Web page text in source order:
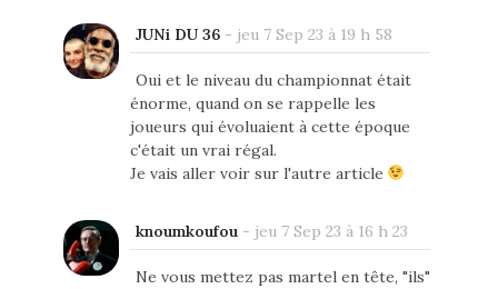
JUNi DU 36- jeu 7 Sep 23 à 19 h 58
Oui et le niveau du championnat était
énorme, quand on se rappelle les
joueurs qui évoluaient à cette époque
c'était un vrai régal.
Je vais aller voir sur l'autre article
knoumkoufou- jeu 7 Sep 23 à 16 h 23
Ne vous mettez pas martel en tête, "ils"